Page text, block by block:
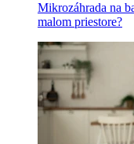
Mikrozáhrada na
malom priestore?